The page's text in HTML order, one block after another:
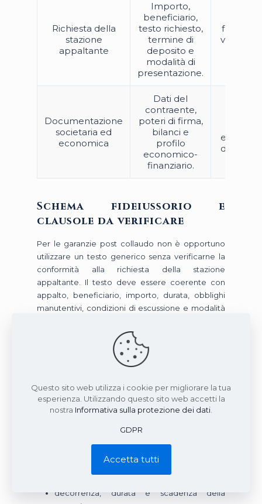
Richiesta della
stazione
appaltante
Importo,
beneficiario,
testo richiesto,
termine di
deposito e
modalità di
presentazione.
valida
Documentazione
societaria ed
economica
Dati del
contraente,
poteri di firma,
bilanci e
profilo
economico-
finanziario.
esito
Schema fideiussorio e
clausole da verificare
Per le garanzie post collaudo non è opportuno
utilizzare un testo generico senza verificarne la
conformità alla richiesta della stazione
appaltante. Il testo deve essere coerente con
appalto, beneficiario, importo, durata, obblighi
manutentivi, condizioni di escussione e modalità
corretta indicazione della stazione
appaltante beneficiaria;
contraente;
riferimento esatto al contratto, al CIG, al CUP
collaudo o manutentivo;
importo massimo garantito;
decorrenza, durata e scadenza della
Questo sito web utilizza i cookie per migliorare la tua
esperienza. Utilizzando questo sito web accetti la
nostra Informativa sulla protezione dei dati
GDPR
Accetta tutti